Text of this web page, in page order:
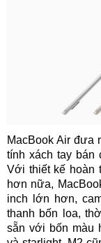
MacBook Air đưa
tính xách tay bán
Với thiết kế hoàn
hơn nữa,
inch lớn hơn,
thanh bốn loa,
sẵn với bốn màu